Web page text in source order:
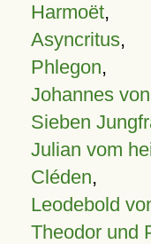
Harmoët,
Asyncritus,
Phlegon,
Johannes
Sieben
Julian vom
Cléden,
Leodebold
Theodor und